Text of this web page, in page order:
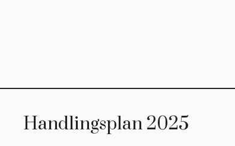
Handlingsplan 2025